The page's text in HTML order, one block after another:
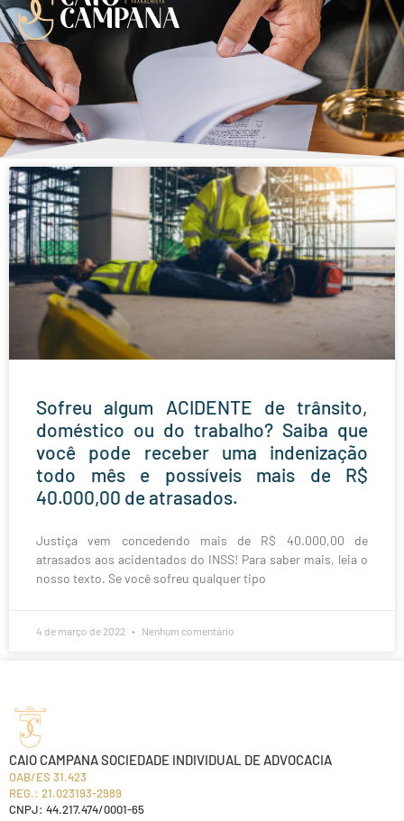
Sofreu algum ACIDENTE de trânsito,
doméstico ou do trabalho? Saiba que
você pode receber uma indenização
todo mês e possíveis mais de R$
40.000,00 de atrasados.
Justiça vem concedendo mais de R$ 40.000,00 de
atrasados aos acidentados do INSS! Para saber mais, leia o
nosso texto. Se você sofreu qualquer tipo
4 de março de 2022 Nenhum comentário
CAIO CAMPANA SOCIEDADE INDIVIDUAL DE ADVOCACIA
OAB/ES 31.423
REG.: 21.023193-2989
CNPJ: 44.217.474/0001-65